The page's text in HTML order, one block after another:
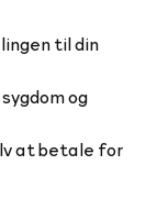
til din
og
at betale for